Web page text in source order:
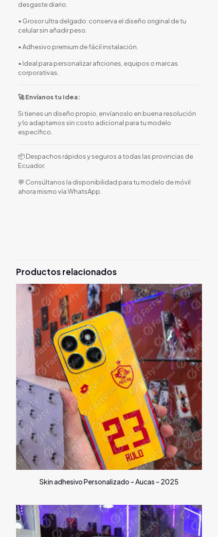
desgaste diario.
▪️ Grosor ultra delgado: conserva el diseño original de tu
celular sin añadir peso.
▪️ Adhesivo premium de fácil instalación.
▪️ Ideal para personalizar aficiones, equipos o marcas
corporativas.
🚀 Envíanos tu idea:
Si tienes un diseño propio, envíanoslo en buena resolución
y lo adaptamos sin costo adicional para tu modelo
específico.
📦 Despachos rápidos y seguros a todas las provincias de
Ecuador.
💬 Consúltanos la disponibilidad para tu modelo de móvil
ahora mismo vía WhatsApp.
Productos relacionados
Skin adhesivo Personalizado – Aucas – 2025